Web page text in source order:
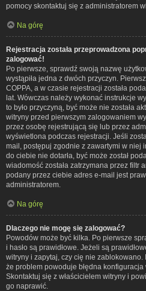
pomocy skontaktuj się z administratorem
Na górę
Rejestracja została przeprowadzona
zalogować!
Po pierwsze, sprawdź swoją nazwę
wystąpiła jedna z dwóch przyczyn.
COPPA, a w czasie rejestracji została
lat. Wówczas należy wykonać instrukcje
to było przyczyną, być może nie została
witryny przed pierwszym zalogowaniem
przez osobę rejestrującą się lub przez
wyświetlona podczas rejestracji. Jeśli
mail, postępuj zgodnie z zawartymi w niej
do ciebie nie dotarła, być może został
wiadomość została zatrzymana przez filtr
podany przez ciebie adres e-mail jest
administratorem.
Na górę
Dlaczego nie mogę się zalogować?
Powodów może być kilka. Po pierwsze
i hasło są prawidłowe. Jeżeli są
witryny i zapytaj, czy cię nie zablokowano.
że problem powoduje błędna
Skontaktuj się z właścicielem witryny i
go naprawić.